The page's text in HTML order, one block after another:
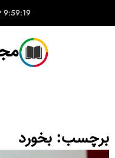
9:59:19 AM
برچسب: بخورد